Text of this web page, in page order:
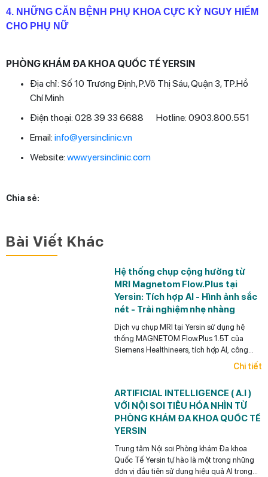
4. NHỮNG CĂN BỆNH PHỤ KHOA CỰC KỲ NGUY HIỂM
CHO PHỤ NỮ
PHÒNG KHÁM ĐA KHOA QUỐC TẾ YERSIN
Địa chỉ: Số 10 Trương Định, P.Võ Thị Sáu, Quận 3, TP.Hồ
Chí Minh
Điện thoại: 028 39 33 6688 Hotline: 0903.800.551
Email: info@yersinclinic.vn
Website: www.yersinclinic.com
Chia sẻ:
Bài Viết Khác
Hệ thống chụp cộng hưởng từ
MRI Magnetom Flow.Plus tại
Yersin: Tích hợp AI - Hình ảnh sắc
nét - Trải nghiệm nhẹ nhàng
Dịch vụ chụp MRI tại Yersin sử dụng hệ
thống MAGNETOM Flow.Plus 1.5T của
Siemens Healthineers, tích hợp AI, công
nghệ Deep Resolve, khử tiếng ồn và tối ưu
Chi tiết
ARTIFICIAL INTELLIGENCE ( A.I )
VỚI NỘI SOI TIÊU HÓA NHÌN TỪ
PHÒNG KHÁM ĐA KHOA QUỐC TẾ
YERSIN
Trung tâm Nội soi Phòng khám Đa khoa
Quốc Tế Yersin tự hào là một trong những
đơn vị đầu tiên sử dụng hiệu quả AI trong